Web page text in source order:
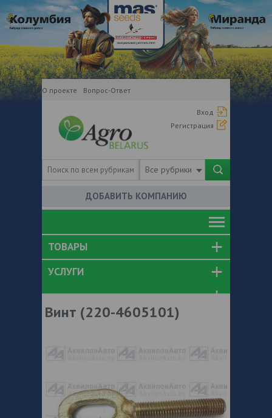
О проекте Вопрос-Ответ
Вход
Регистрация
Все рубрики
ДОБАВИТЬ КОМПАНИЮ
ТОВАРЫ
УСЛУГИ
Винт (220-4605101)